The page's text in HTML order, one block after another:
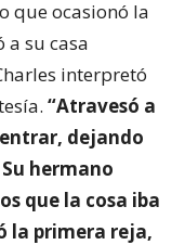
que ocasionó la
su casa
interpretó
“Atravesó a
dejando
hermano
que la cosa iba
la primera reja,